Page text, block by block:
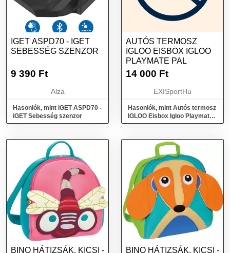
IGET ASPD70 - IGET
SEBESSÉG SZENZOR
9 390 Ft
Alza
Hasonlók, mint iGET ASPD70 -
iGET Sebesség szenzor
AUTÓS TERMOSZ
IGLOO EISBOX IGLOO
PLAYMATE PAL
14 000 Ft
EXISportHu
Hasonlók, mint Autós termosz
IGLOO Eisbox Igloo Playmate
Pal
BINO HÁTIZSÁK, KICSI -
BINO HÁTIZSÁK, KICSI -